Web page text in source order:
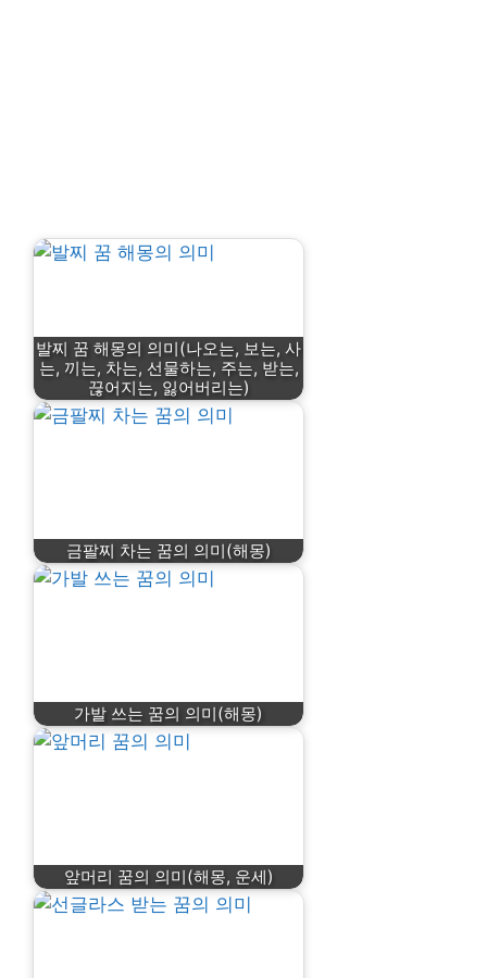
발찌 꿈 해몽의 의미(나오는, 보는, 사
는, 끼는, 차는, 선물하는, 주는, 받는,
끊어지는, 잃어버리는)
금팔찌 차는 꿈의 의미(해몽)
가발 쓰는 꿈의 의미(해몽)
앞머리 꿈의 의미(해몽, 운세)